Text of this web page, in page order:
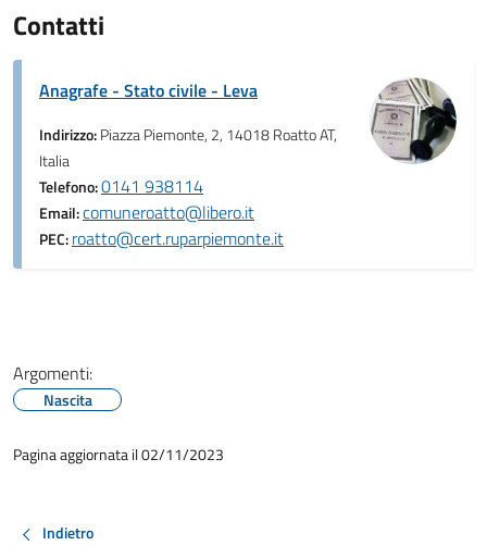
Contatti
Anagrafe - Stato civile - Leva
Indirizzo:Piazza Piemonte, 2, 14018 Roatto AT,
Italia
Telefono:0141 938114
Email:comuneroatto@libero.it
PEC:roatto@cert.ruparpiemonte.it
Argomenti:
Nascita
Pagina aggiornata il 02/11/2023
Indietro